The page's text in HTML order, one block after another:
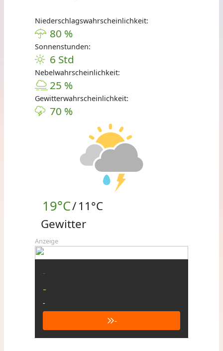
Niederschlagswahrscheinlichkeit:
80 %
Sonnenstunden:
6 Std
Nebelwahrscheinlichkeit:
25 %
Gewitterwahrscheinlichkeit:
70 %
19°C/11°C
Gewitter
Anzeige
-
-
-
-